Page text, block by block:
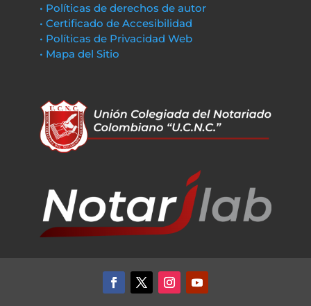
• Políticas de derechos de autor
• Certificado de Accesibilidad
• Políticas de Privacidad Web
• Mapa del Sitio